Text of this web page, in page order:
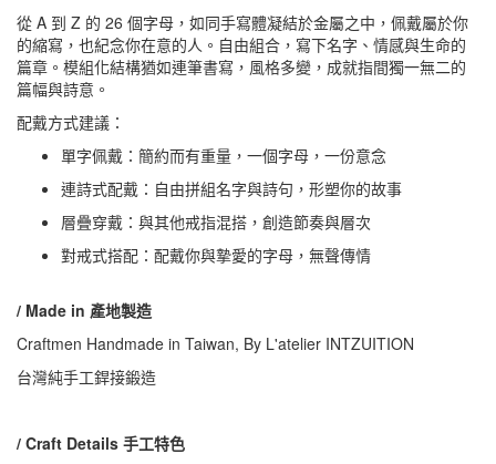
從 A 到 Z 的 26 個字母，如同手寫體凝結於金屬之中，佩戴屬於你
的縮寫，也紀念你在意的人。自由組合，寫下名字、情感與生命的
篇章。模組化結構猶如連筆書寫，風格多變，成就指間獨一無二的
篇幅與詩意。
配戴方式建議：
單字佩戴：簡約而有重量，一個字母，一份意念
連詩式配戴：自由拼組名字與詩句，形塑你的故事
層疊穿戴：與其他戒指混搭，創造節奏與層次
對戒式搭配：配戴你與摯愛的字母，無聲傳情
/ Made in 產地製造
Craftmen Handmade in Taiwan, By L'atelier INTZUITION
台灣純手工銲接鍛造
/ Craft Details 手工特色